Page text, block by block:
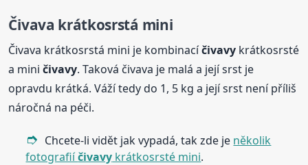
Čivava krátkosrstá mini
Čivava krátkosrstá mini je kombinacíčivavy krátkosrsté
a miničivavy. Taková čivava je malá a její srst je
opravdu krátká. Váží tedy do 1, 5 kg a její srst není příliš
náročná na péči.
Chcete-li vidět jak vypadá, tak zde je několik
fotografiíčivavy krátkosrsté mini.